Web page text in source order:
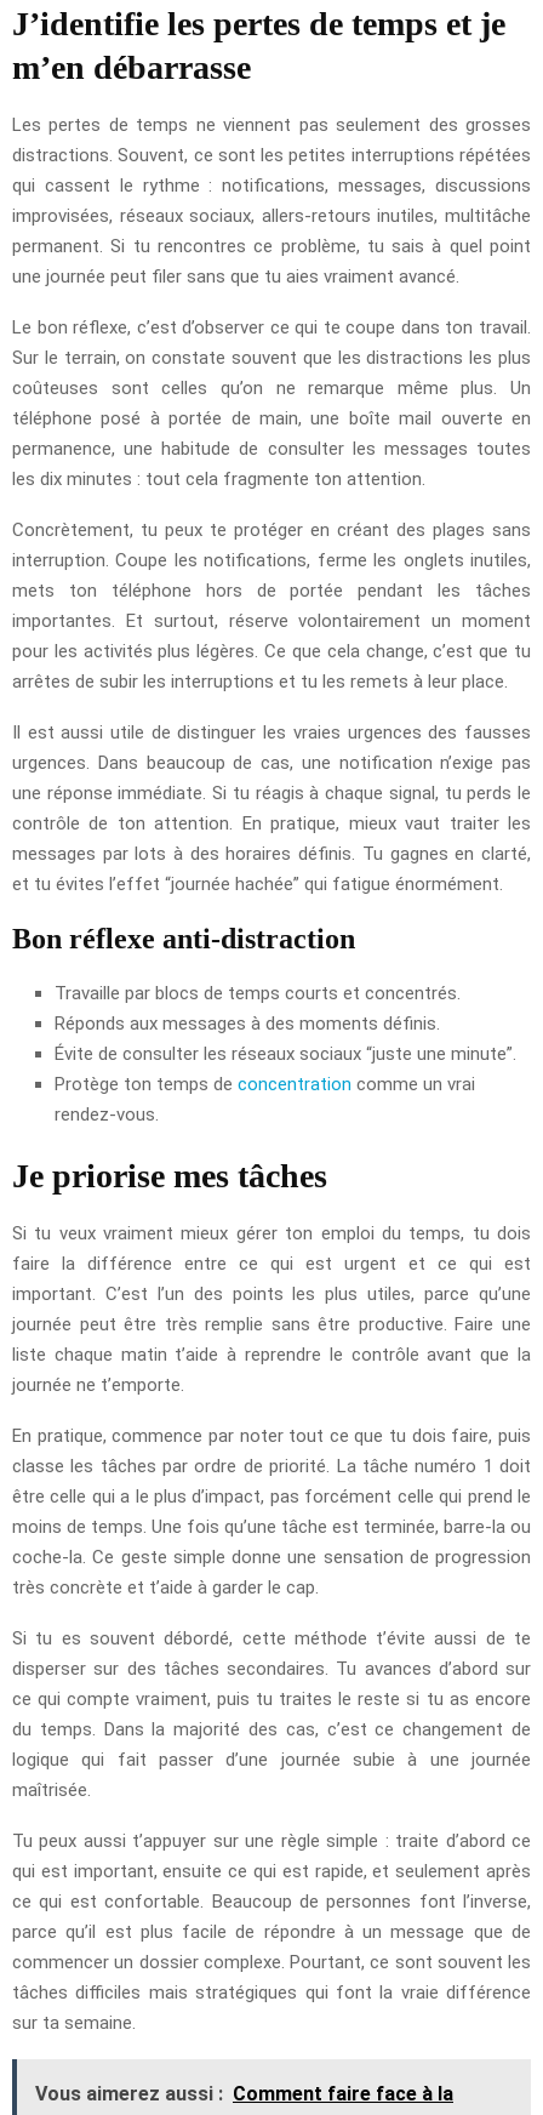
J’identifie les pertes de temps et je
m’en débarrasse
Les pertes de temps ne viennent pas seulement des grosses
distractions. Souvent, ce sont les petites interruptions répétées
qui cassent le rythme : notifications, messages, discussions
improvisées, réseaux sociaux, allers-retours inutiles, multitâche
permanent. Si tu rencontres ce problème, tu sais à quel point
une journée peut filer sans que tu aies vraiment avancé.
Le bon réflexe, c’est d’observer ce qui te coupe dans ton travail.
Sur le terrain, on constate souvent que les distractions les plus
coûteuses sont celles qu’on ne remarque même plus. Un
téléphone posé à portée de main, une boîte mail ouverte en
permanence, une habitude de consulter les messages toutes
les dix minutes : tout cela fragmente ton attention.
Concrètement, tu peux te protéger en créant des plages sans
interruption. Coupe les notifications, ferme les onglets inutiles,
mets ton téléphone hors de portée pendant les tâches
importantes. Et surtout, réserve volontairement un moment
pour les activités plus légères. Ce que cela change, c’est que tu
arrêtes de subir les interruptions et tu les remets à leur place.
Il est aussi utile de distinguer les vraies urgences des fausses
urgences. Dans beaucoup de cas, une notification n’exige pas
une réponse immédiate. Si tu réagis à chaque signal, tu perds le
contrôle de ton attention. En pratique, mieux vaut traiter les
messages par lots à des horaires définis. Tu gagnes en clarté,
et tu évites l’effet “journée hachée” qui fatigue énormément.
Bon réflexe anti-distraction
Travaille par blocs de temps courts et concentrés.
Réponds aux messages à des moments définis.
Évite de consulter les réseaux sociaux “juste une minute”.
Protège ton temps de concentration comme un vrai
rendez-vous.
Je priorise mes tâches
Si tu veux vraiment mieux gérer ton emploi du temps, tu dois
faire la différence entre ce qui est urgent et ce qui est
important. C’est l’un des points les plus utiles, parce qu’une
journée peut être très remplie sans être productive. Faire une
liste chaque matin t’aide à reprendre le contrôle avant que la
journée ne t’emporte.
En pratique, commence par noter tout ce que tu dois faire, puis
classe les tâches par ordre de priorité. La tâche numéro 1 doit
être celle qui a le plus d’impact, pas forcément celle qui prend le
moins de temps. Une fois qu’une tâche est terminée, barre-la ou
coche-la. Ce geste simple donne une sensation de progression
très concrète et t’aide à garder le cap.
Si tu es souvent débordé, cette méthode t’évite aussi de te
disperser sur des tâches secondaires. Tu avances d’abord sur
ce qui compte vraiment, puis tu traites le reste si tu as encore
du temps. Dans la majorité des cas, c’est ce changement de
logique qui fait passer d’une journée subie à une journée
maîtrisée.
Tu peux aussi t’appuyer sur une règle simple : traite d’abord ce
qui est important, ensuite ce qui est rapide, et seulement après
ce qui est confortable. Beaucoup de personnes font l’inverse,
parce qu’il est plus facile de répondre à un message que de
commencer un dossier complexe. Pourtant, ce sont souvent les
tâches difficiles mais stratégiques qui font la vraie différence
sur ta semaine.
Vous aimerez aussi : Comment faire face à la